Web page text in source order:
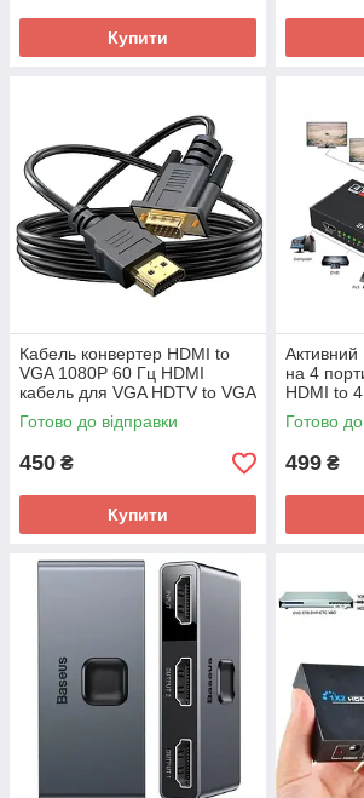
Купити
Кабель конвертер HDMI to
VGA 1080P 60 Гц HDMI
кабель для VGA HDTV to VGA
cable 1.8m
Готово до відправки
450 ₴
Купити
Активний
на 4
HDMI to 4
Готово
499 ₴